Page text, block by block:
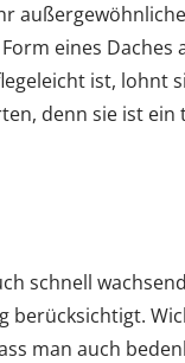
eines
ist, lohnt
denn sie ist
schnell
berücksichtigt.
man auch